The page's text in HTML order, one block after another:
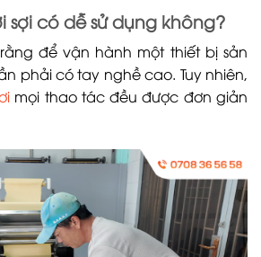
sợi có dễ sử dụng không?
để vận hành một thiết bị sản
phải có tay nghề cao. Tuy nhiên,
mọi thao tác đều được đơn giản